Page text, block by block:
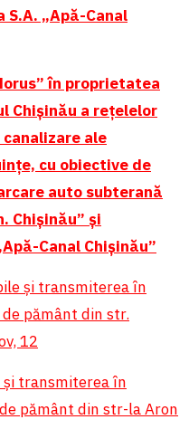
„Apă-Canal
în proprietatea
Chișinău a rețelelor
ale
cu obiective de
auto subterană
Chișinău” și
Canal Chișinău”
și transmiterea în
pământ din str.
12
transmiterea în
pământ din str-la Aron